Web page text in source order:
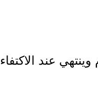
مُتاح الآن بدأ اليوم الأحد بتاريخ 1444/06/01هـ الموافق 2022/12/25م وينتهي عند الاكتفاء